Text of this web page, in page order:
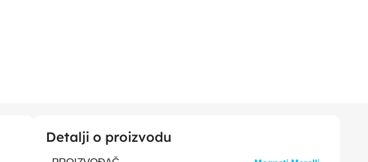
Detalji o proizvodu